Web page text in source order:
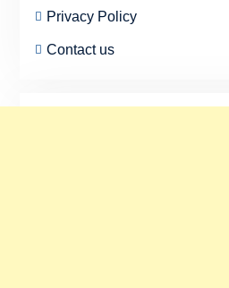
Privacy Policy
Contact us